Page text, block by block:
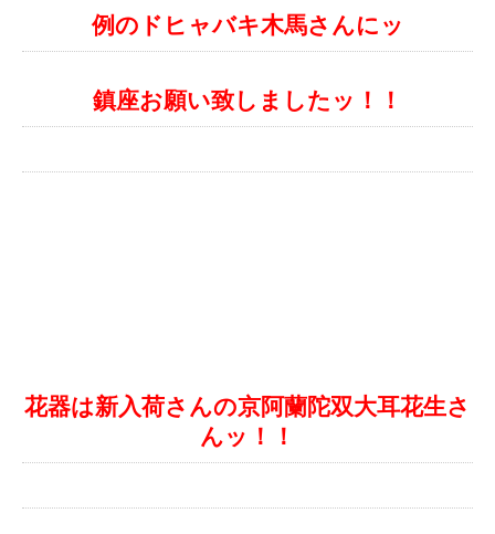
例のドヒャバキ木馬さんにッ
鎮座お願い致しましたッ！！
花器は新入荷さんの京阿蘭陀双大耳花生さ
んッ！！